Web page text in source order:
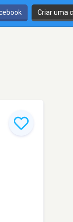
Criar uma